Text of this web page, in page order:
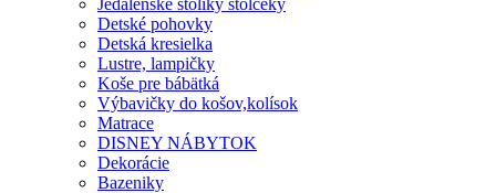
Jedálenské stolíky stolčeky
Detské pohovky
Detská kresielka
Lustre, lampičky
Koše pre bábätká
Výbavičky do košov,kolísok
Matrace
DISNEY NÁBYTOK
Dekorácie
Bazeniky